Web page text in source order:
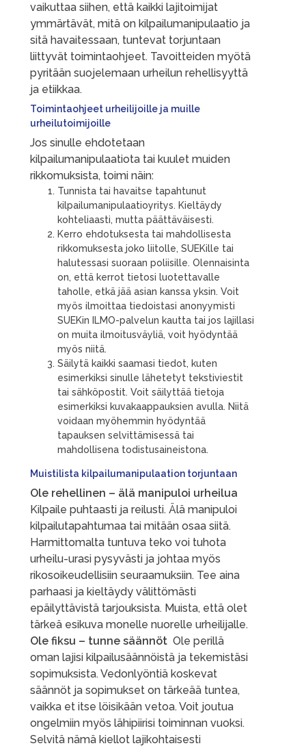
vaikuttaa siihen, että kaikki lajitoimijat
ymmärtävät, mitä on kilpailumanipulaatio ja
sitä havaitessaan, tuntevat torjuntaan
liittyvät toimintaohjeet. Tavoitteiden myötä
pyritään suojelemaan urheilun rehellisyyttä
ja etiikkaa.
Toimintaohjeet urheilijoille ja muille
urheilutoimijoille
Jos sinulle ehdotetaan
kilpailumanipulaatiota tai kuulet muiden
rikkomuksista, toimi näin:
Tunnista tai havaitse tapahtunut
kilpailumanipulaatioyritys. Kieltäydy
kohteliaasti, mutta päättäväisesti.
Kerro ehdotuksesta tai mahdollisesta
rikkomuksesta joko liitolle, SUEKille tai
halutessasi suoraan poliisille. Olennaisinta
on, että kerrot tietosi luotettavalle
taholle, etkä jää asian kanssa yksin. Voit
myös ilmoittaa tiedoistasi anonyymisti
SUEKin ILMO-palvelun kautta tai jos lajillasi
on muita ilmoitusväyliä, voit hyödyntää
myös niitä.
Säilytä kaikki saamasi tiedot, kuten
esimerkiksi sinulle lähetetyt tekstiviestit
tai sähköpostit. Voit säilyttää tietoja
esimerkiksi kuvakaappauksien avulla. Niitä
voidaan myöhemmin hyödyntää
tapauksen selvittämisessä tai
mahdollisena todistusaineistona.
Muistilista kilpailumanipulaation torjuntaan
Ole rehellinen – älä manipuloi urheilua
Kilpaile puhtaasti ja reilusti. Älä manipuloi
kilpailutapahtumaa tai mitään osaa siitä.
Harmittomalta tuntuva teko voi tuhota
urheilu-urasi pysyvästi ja johtaa myös
rikosoikeudellisiin seuraamuksiin. Tee aina
parhaasi ja kieltäydy välittömästi
epäilyttävistä tarjouksista. Muista, että olet
tärkeä esikuva monelle nuorelle urheilijalle.
Ole fiksu – tunne säännöt Ole perillä
oman lajisi kilpailusäännöistä ja tekemistäsi
sopimuksista. Vedonlyöntiä koskevat
säännöt ja sopimukset on tärkeää tuntea,
vaikka et itse löisikään vetoa. Voit joutua
ongelmiin myös lähipiirisi toiminnan vuoksi.
Selvitä nämä kiellot lajikohtaisesti